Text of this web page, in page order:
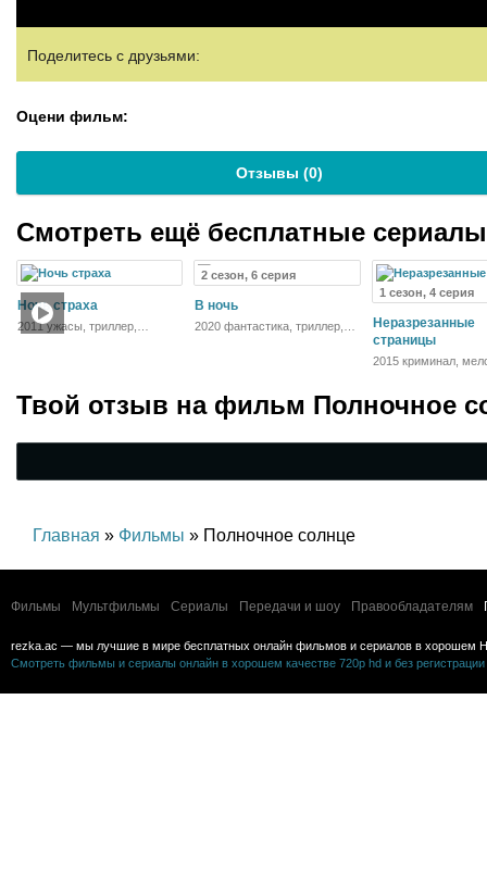
Поделитесь с друзьями:
Оцени фильм:
Отзывы (0)
Смотреть ещё бесплатные
Ночь страха
2011 ужасы, триллер,
2 сезон, 6 серия
В ночь
2020 фантастика, триллер,
1 сезон, 4 серия
Неразрезанные
страницы
2015 криминал,
Твой отзыв на фильм Полночное
Главная » Фильмы » Полночное солнце
Фильмы Мультфильмы Сериалы Передачи и шоу Правообладателям
rezka.ac — мы лучшие в мире бесплатных онлайн фильмов и сериалов в хорошем
Смотреть фильмы и сериалы онлайн в хорошем качестве 720p hd и без